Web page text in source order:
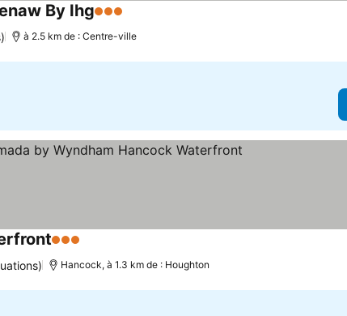
By Ihg3 Étoiles
à 2.5 km de : Centre-ville
3 Étoiles
Hancock, à 1.3 km de : Houghton